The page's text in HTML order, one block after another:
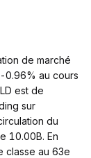
de marché
0.96% au cours
est de
sur
du
10.00B. En
classe au 63e